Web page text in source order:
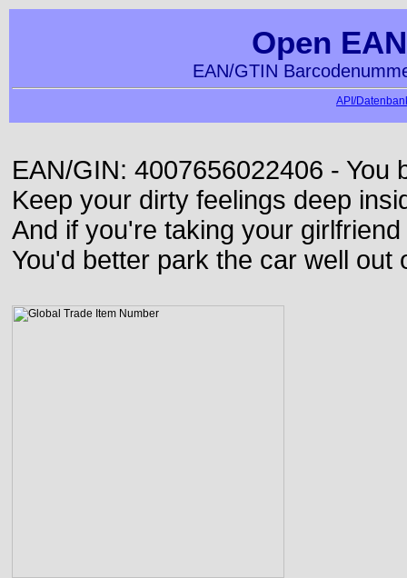
Open
EAN/GTIN
API/
EAN/GIN: 4007656022406 - You
Keep your dirty feelings deep
And if you're taking your
You'd better park the car well out